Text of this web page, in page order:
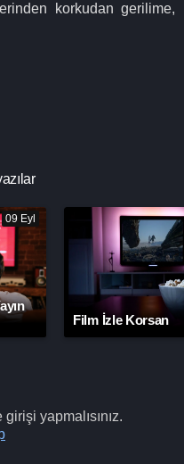
korkudan
09 Eyl
Film İzle Korsan
yapmalısınız.